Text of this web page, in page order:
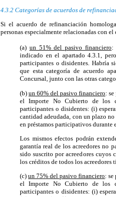
4.3.2 Categorías de acuerdos de
Si el acuerdo de refinanciación
personas especialmente relacionadas con
(a) un 51% del pasivo financiero:
indicado en el apartado 4.3.1,
participantes o disidentes. Habría
que esta categoría de acuerdo
Concursal, junto con las otras
(b) un 60% del pasivo financiero:
el Importe No Cubierto de los
participantes o disidentes: (i)
cantidad adeudada, con un plazo
en préstamos participativos durante
Los mismos efectos podrán
garantía real de los acreedores no
sido suscrito por acreedores cuyos
los créditos de todos los
(c)un 75% del pasivo financiero: se
el Importe No Cubierto de los
participantes o disidentes: (i)